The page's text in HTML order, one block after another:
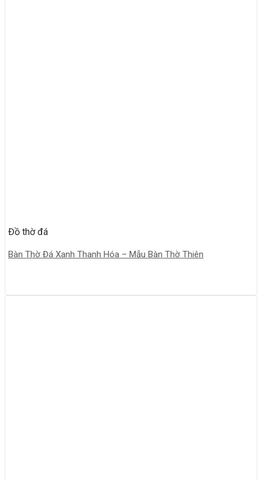
Đồ thờ đá
Bàn Thờ Đá Xanh Thanh Hóa – Mẫu Bàn Thờ Thiên